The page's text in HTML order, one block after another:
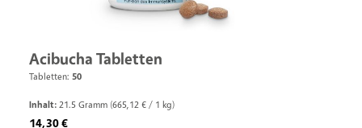
Acibucha Tabletten
Tabletten: 50
Inhalt: 21.5 Gramm (665,12 € / 1 kg)
Regulärer Preis:
14,30 €